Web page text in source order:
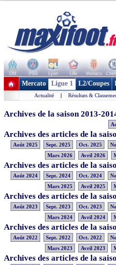
OM PSG Lyon Lille Monaco
+ de clubs
Mercato Ligue 1 L2/Coupes
Actualité | Résultats &
Archives de la saison 2013-
Archives des articles de la
Août 2025 Sept. 2025 Oct. 2025
Mars 2026
Avril 2026
Archives des articles de la
Août 2024 Sept. 2024 Oct. 2024
Mars 2025
Avril 2025
Archives des articles de la
Août 2023 Sept. 2023 Oct. 2023
Mars 2024
Avril 2024
Archives des articles de la
Août 2022 Sept. 2022 Oct. 2022
Mars 2023
Avril 2023
Archives des articles de la